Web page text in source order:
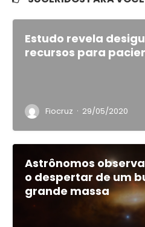
Estudo revela
recursos para
Fiocruz · 29/05/2020
Astrônomos
o despertar de um
grande massa